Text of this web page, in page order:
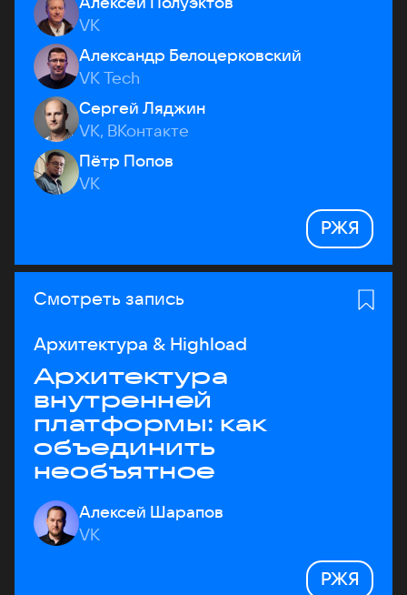
VK
Александр Белоцерковский
VK Tech
Сергей Ляджин
VK, ВКонтакте
Пётр Попов
VK
РЖЯ
Смотреть запись
Архитектура & Highload
Архитектура
внутренней
платформы: как
объединить
необъятное
Алексей Шарапов
VK
РЖЯ